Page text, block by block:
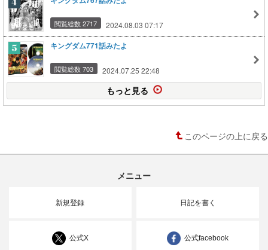
閲覧総数 2717 2024.08.03 07:17
キングダム771話みたよ
閲覧総数 703 2024.07.25 22:48
もっと見る
このページの上に戻る
メニュー
新規登録 日記を書く
公式X 公式facebook